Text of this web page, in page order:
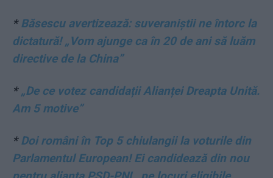
*Băsescu avertizează: suveraniștii ne întorc la
dictatură! „Vom ajunge ca în 20 de ani să luăm
directive de la China”
*„De ce votez candidații Alianței Dreapta Unită.
Am 5 motive”
*Doi români în Top 5 chiulangii la voturile din
Parlamentul European! Ei candidează din nou